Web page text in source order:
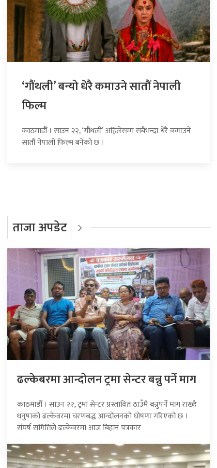
‘गौंथली’ बन्यो धेरै कमाउने सातौं नेपाली
फिल्म
काठमाडौँ । साउन २२, ‘गौंथली’ अहिलेसम्म सबैभन्दा धेरै कमाउने
सातौं नेपाली फिल्म बनेको छ ।
ताजा अपडेट
ढल्केबरमा आन्दोलन ट्रमा सेन्टर बन्नु पर्ने माग
काठमाडौँ । साउन २२, ट्रमा सेन्टर प्रस्तावित ठाउँमै बन्नुपर्ने माग राख्दै
धनुषाको ढल्केवरमा चरणबद्ध आन्दोलनको घोषणा गरिएको छ ।
संघर्ष समितिले ढल्केवरमा आज बिहान पत्रकार